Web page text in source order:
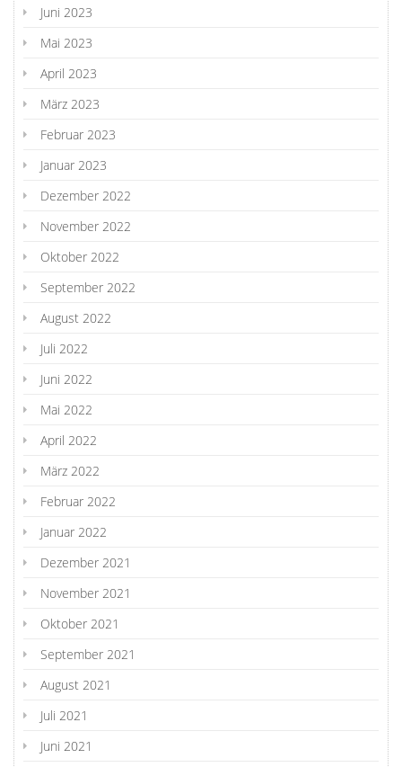
Juni 2023
Mai 2023
April 2023
März 2023
Februar 2023
Januar 2023
Dezember 2022
November 2022
Oktober 2022
September 2022
August 2022
Juli 2022
Juni 2022
Mai 2022
April 2022
März 2022
Februar 2022
Januar 2022
Dezember 2021
November 2021
Oktober 2021
September 2021
August 2021
Juli 2021
Juni 2021